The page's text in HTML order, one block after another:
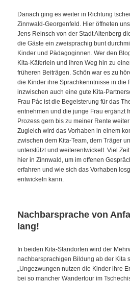
Danach ging es weiter in Richtung
Zinnwald-Georgenfeld. Hier öffneten
Jens Reinsch von der Stadt Altenberg
die Gäste ein zweisprachig bunt
Kinder und Pädagoginnen. Wer den
Kita-Käferlein und ihren Weg hin zu
früheren Beiträgen. Schön war es zu
die Kinder ihre Sprachkenntnisse in die
inzwischen auch eine gute Kita-
Frau Pác ist die Begeisterung für das
entnehmen und die junge Frau ergänzt
Prozess gern bis zu meiner Rente
Zugleich wird das Vorhaben in einem
zwischen dem Kita-Team, dem Träger
unterstützt und weiterentwickelt. Viel
hier in Zinnwald, um im offenen
erfahren und wie sich das Vorhaben
entwickeln kann.
Nachbarsprache von
lang!
In beiden Kita-Standorten wird der
nachbarsprachigen Bildung ab der Kita
„Ungezwungen nutzen die Kinder ihre
bei so mancher Wandertour im